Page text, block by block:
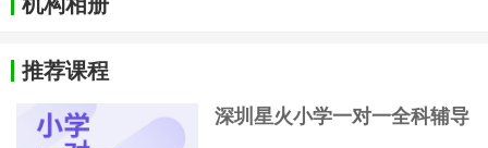
推荐课程
深圳星火小学一对一全科辅导